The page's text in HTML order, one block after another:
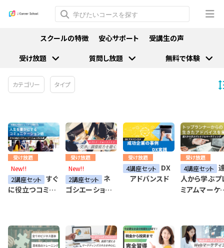
カテゴリー タイプ
受け放題
New!!
2講座セット すぐ
に役立つコミュ
受け放題
New!!
2講座セット ネ
ゴシエーショ
受け放題
4講座セット DX
アドバンスド
受け放題
4講座セット
人から学ぶプ
ミアムマーケ
スクールの特徴 安心サポート
受講生の声
受け放題
質問し放題 無料で体験